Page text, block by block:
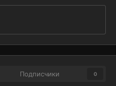
Подписчики 0